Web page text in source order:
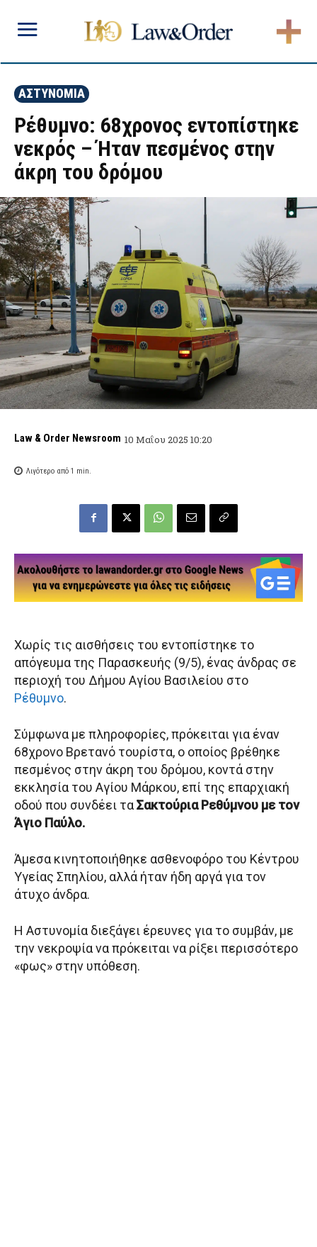
ΑΣΤΥΝΟΜΙΑ
Ρέθυμνο: 68χρονος εντοπίστηκε
νεκρός – Ήταν πεσμένος στην
άκρη του δρόμου
Law & Order Newsroom 10 Μαΐου 2025 10:20
Λιγότερο από 1 min.
Χωρίς τις αισθήσεις του εντοπίστηκε το
απόγευμα της Παρασκευής (9/5), ένας άνδρας σε
περιοχή του Δήμου Αγίου Βασιλείου στο
Ρέθυμνο.
Σύμφωνα με πληροφορίες, πρόκειται για έναν
68χρονο Βρετανό τουρίστα, ο οποίος βρέθηκε
πεσμένος στην άκρη του δρόμου, κοντά στην
εκκλησία του Αγίου Μάρκου, επί της επαρχιακή
οδού που συνδέει ταΣακτούρια Ρεθύμνου με τον
Άγιο Παύλο.
Άμεσα κινητοποιήθηκε ασθενοφόρο του Κέντρου
Υγείας Σπηλίου, αλλά ήταν ήδη αργά για τον
άτυχο άνδρα.
Η Αστυνομία διεξάγει έρευνες για το συμβάν, με
την νεκροψία να πρόκειται να ρίξει περισσότερο
«φως» στην υπόθεση.